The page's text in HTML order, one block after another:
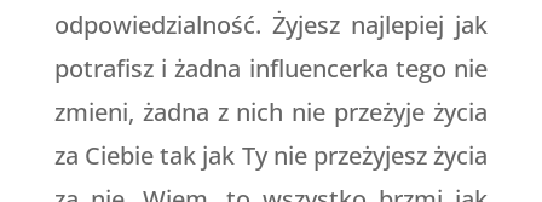
odpowiedzialność. Żyjesz najlepiej jak
potrafisz i żadna influencerka tego nie
zmieni, żadna z nich nie przeżyje życia
za Ciebie tak jak Ty nie przeżyjesz życia